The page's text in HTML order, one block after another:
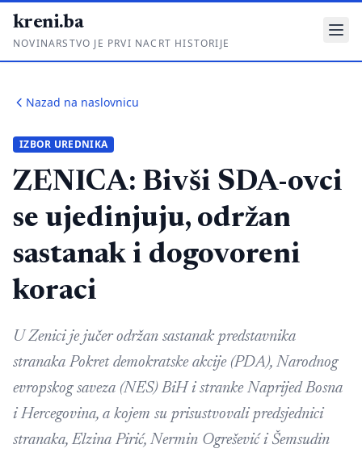
kreni.ba
NOVINARSTVO JE PRVI NACRT HISTORIJE
Ponos i glas
Daljinski u ruke
Romski put
O nama
Impressum
Kontakt
Nazad na naslovnicu
IZBOR UREDNIKA
ZENICA: Bivši SDA-ovci
se ujedinjuju, održan
sastanak i dogovoreni
koraci
U Zenici je jučer održan sastanak predstavnika
stranaka Pokret demokratske akcije (PDA), Narodnog
evropskog saveza (NES) BiH i stranke Naprijed Bosna
i Hercegovina, a kojem su prisustvovali predsjednici
stranaka, Elzina Pirić, Nermin Ogrešević i Šemsudin